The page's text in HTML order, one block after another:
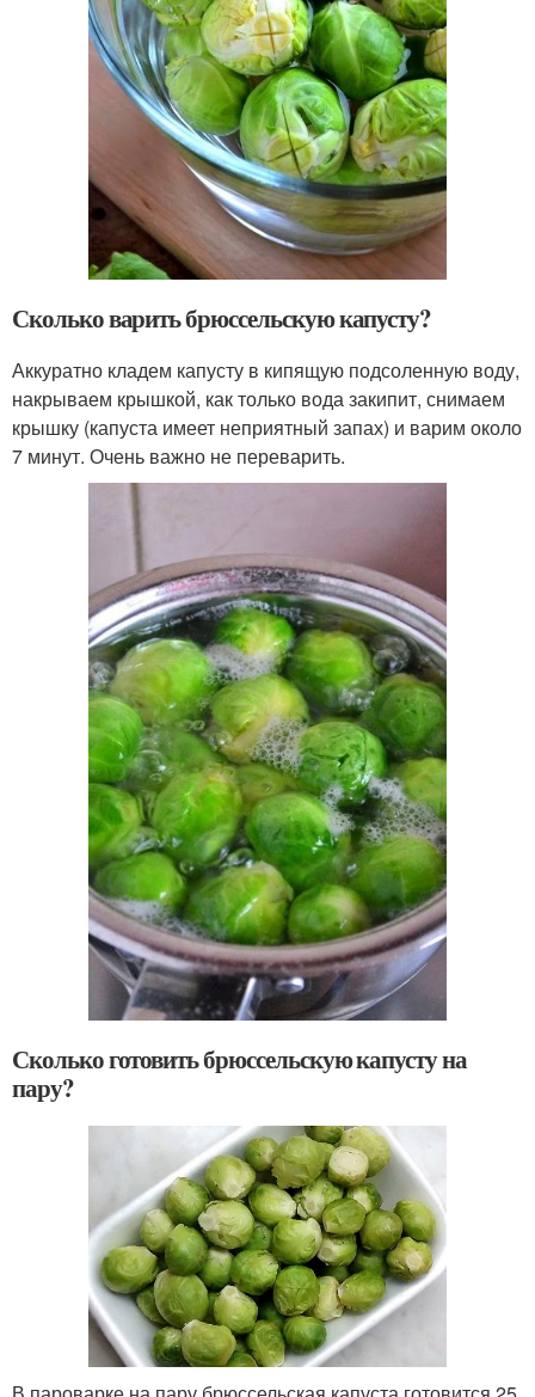
Сколько варить брюссельскую капусту?
Аккуратно кладем капусту в кипящую подсоленную воду,
накрываем крышкой, как только вода закипит, снимаем
крышку (капуста имеет неприятный запах) и варим около
7 минут. Очень важно не переварить.
Сколько готовить брюссельскую капусту на
пару?